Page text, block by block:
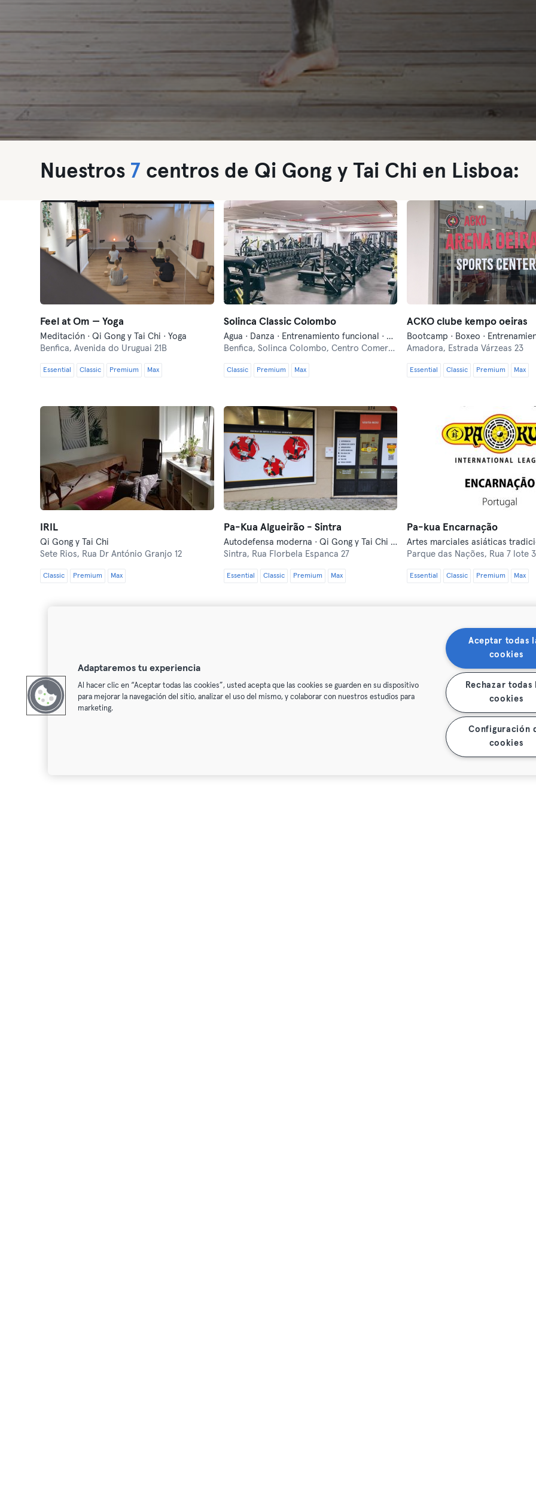
Nuestros 7 centros de Qi Gong y Tai Chi en Lisboa:
Feel at Om — Yoga
Meditación · Qi Gong y Tai Chi · Yoga
Benfica,Avenida do Uruguai 21B
Essential Classic Premium Max
Solinca Classic Colombo
Agua · Danza · Entrenamiento funcional · Fitness · Indoor Cycling · Natación · Pilates · Qi Gong y Tai Chi · Yoga
Benfica, Solinca Colombo, Centro Comercial Colombo Loja A 201 , Avenida Lusiada
Classic Premium Max
ACKO clube kempo oeiras
Amadora, Estrada Várzeas 23
Essential Classic Premium Max
IRIL
Qi Gong y Tai Chi
Sete Rios, Rua Dr António Granjo 12
Classic Premium Max
Pa-Kua Algueirão - Sintra
Autodefensa moderna · Qi Gong y Tai Chi · Tiro con arco · Yoga
Sintra, Rua Florbela Espanca 27
Essential Classic Premium Max
Pa-kua Encarnação
Parque das Nações, Rua 7 lote
Essential Classic Premium Max
Adaptaremos tu experiencia
Al hacer clic en “Aceptar todas las cookies”, usted acepta que las cookies se guarden en su dispositivo
para mejorar la navegación del sitio, analizar el uso del mismo, y colaborar con nuestros estudios para
marketing.
Aceptar todas
cookies
Rechazar todas
cookies
Configuración
cookies